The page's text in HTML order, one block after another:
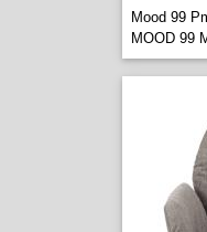
Mood 99
MOOD 99